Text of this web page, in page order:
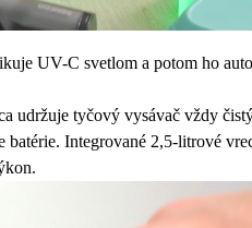
UV-C svetlom a potom ho
udržuje tyčový vysávač vždy
batérie. Integrované 2,5-litrové